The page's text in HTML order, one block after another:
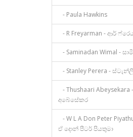
- Paula Hawkins
- R Freyarman - ආර්
- Saminadan Wimal -
- Stanley Perera -
- Thushaari Abeysekara
අබේසේකර
- W L A Don Peter
ඒ දොන් පීටර් පියතුමා